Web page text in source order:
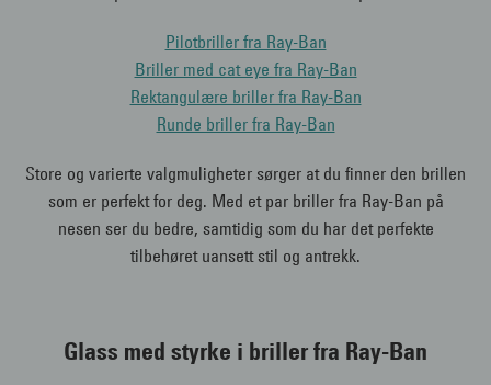
Pilotbriller fra Ray-Ban
Briller med cat eye fra Ray-Ban
Rektangulære briller fra Ray-Ban
Runde briller fra Ray-Ban
Store og varierte valgmuligheter sørger at du finner den brillen
som er perfekt for deg. Med et par briller fra Ray-Ban på
nesen ser du bedre, samtidig som du har det perfekte
tilbehøret uansett stil og antrekk.
Glass med styrke i briller fra Ray-Ban